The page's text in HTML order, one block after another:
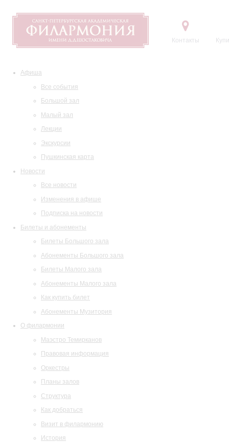
Контакты
Афиша
Все события
Большой зал
Малый зал
Лекции
Экскурсии
Пушкинская карта
Новости
Все новости
Изменения в афише
Подписка на новости
Билеты и абонементы
Билеты Большого зала
Абонементы Большого зала
Билеты Малого зала
Абонементы Малого зала
Как купить билет
Абонементы Музитория
О филармонии
Маэстро Темирканов
Правовая информация
Оркестры
Планы залов
Структура
Как добраться
Визит в филармонию
История